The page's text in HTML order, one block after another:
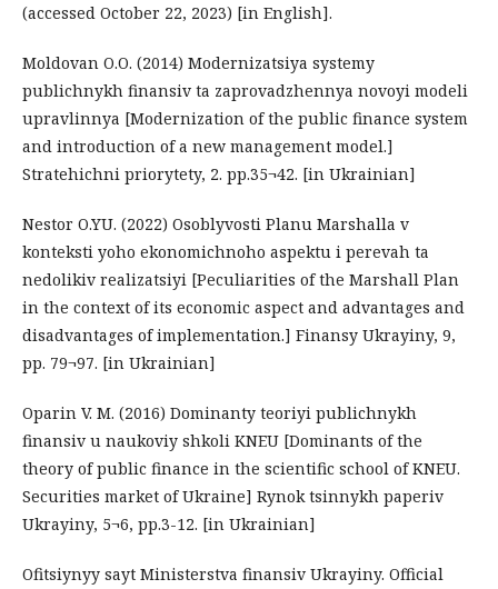
(accessed October 22, 2023) [in English].
Moldovan O.O. (2014) Modernizatsiya systemy
publichnykh finansiv ta zaprovadzhennya novoyi modeli
upravlinnya [Modernization of the public finance system
and introduction of a new management model.]
Stratehichni priorytety, 2. pp.35¬42. [in Ukrainian]
Nestor O.YU. (2022) Osoblyvosti Planu Marshalla v
konteksti yoho ekonomichnoho aspektu i perevah ta
nedolikiv realizatsiyi [Peculiarities of the Marshall Plan
in the context of its economic aspect and advantages and
disadvantages of implementation.] Finansy Ukrayiny, 9,
pp. 79¬97. [in Ukrainian]
Oparin V. M. (2016) Dominanty teoriyi publichnykh
finansiv u naukoviy shkoli KNEU [Dominants of the
theory of public finance in the scientific school of KNEU.
Securities market of Ukraine] Rynok tsinnykh paperiv
Ukrayiny, 5¬6, pp.3-12. [in Ukrainian]
Ofitsiynyy sayt Ministerstva finansiv Ukrayiny. Official